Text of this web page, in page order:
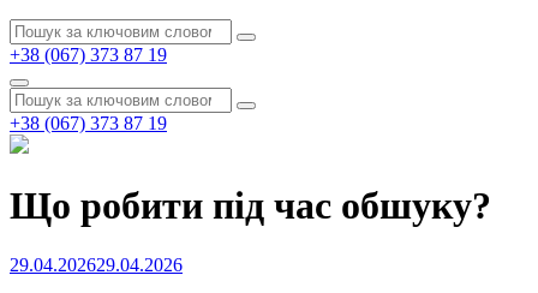
Пошук:
Пошук
+38 (067) 373 87 19
Пошук
Пошук:
Пошук
+38 (067) 373 87 19
Що робити під час обшуку?
Опубліковано
29.04.202629.04.2026